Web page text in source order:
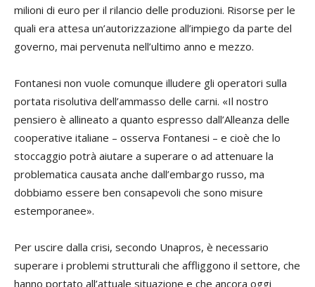
milioni di euro per il rilancio delle produzioni. Risorse per le
quali era attesa un’autorizzazione all’impiego da parte del
governo, mai pervenuta nell’ultimo anno e mezzo.
Fontanesi non vuole comunque illudere gli operatori sulla
portata risolutiva dell’ammasso delle carni. «Il nostro
pensiero è allineato a quanto espresso dall’Alleanza delle
cooperative italiane – osserva Fontanesi – e cioè che lo
stoccaggio potrà aiutare a superare o ad attenuare la
problematica causata anche dall’embargo russo, ma
dobbiamo essere ben consapevoli che sono misure
estemporanee».
Per uscire dalla crisi, secondo Unapros, è necessario
superare i problemi strutturali che affliggono il settore, che
hanno portato all’attuale situazione e che ancora oggi